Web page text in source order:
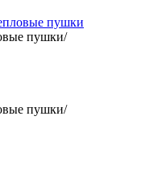
пушки
пушки/
пушки/